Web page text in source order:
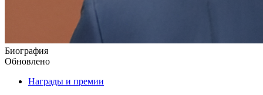
Биография
Обновлено
Награды и премии